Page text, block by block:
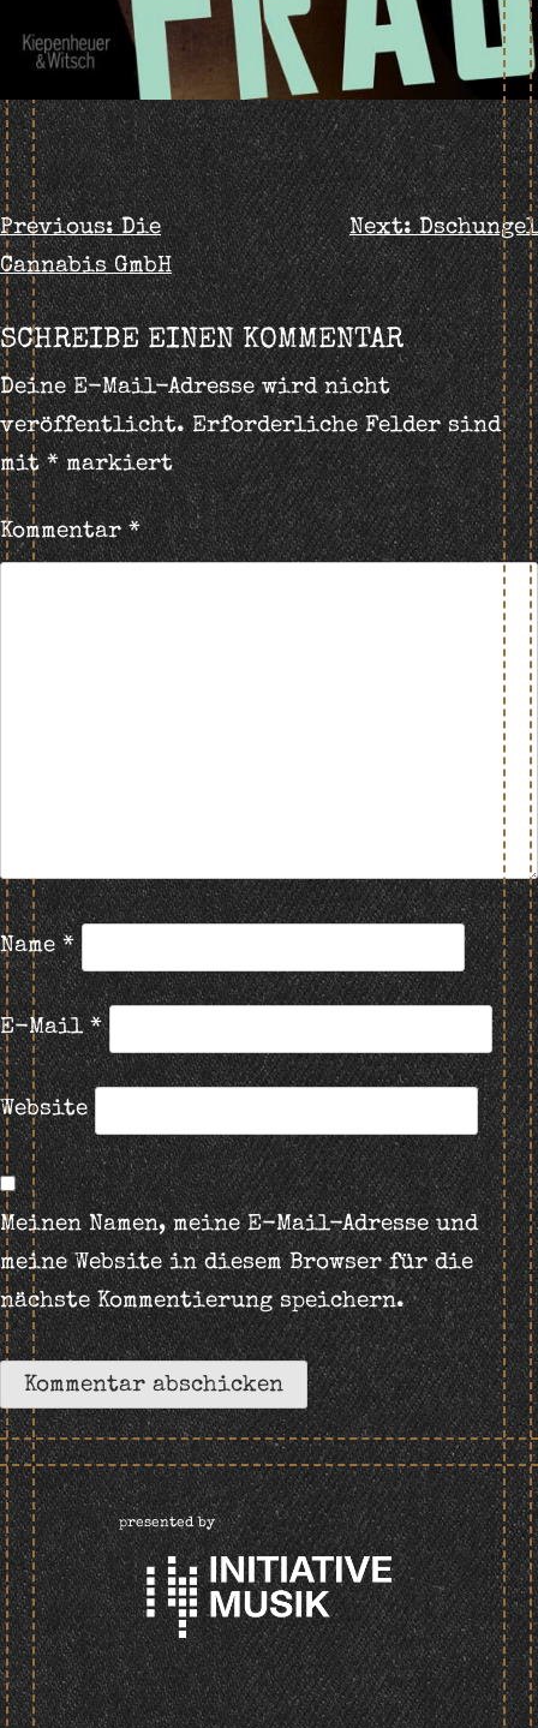
BEITRAGS-
NAVIGATION
Previous: Die
Cannabis GmbH
Next: Dschungel
SCHREIBE EINEN KOMMENTAR
Deine E-Mail-Adresse wird nicht
veröffentlicht. Erforderliche Felder sind
mit*markiert
Kommentar*
Name*
E-Mail*
Website
Meinen Namen, meine E-Mail-Adresse und
meine Website in diesem Browser für die
nächste Kommentierung speichern.
presented by